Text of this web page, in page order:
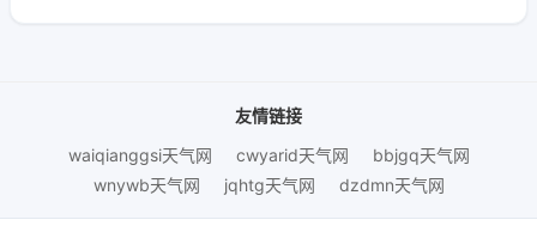
友情链接
waiqianggsi天气网
cwyarid天气网
bbjgq天气网
wnywb天气网
jqhtg天气网 dzdmn天气网